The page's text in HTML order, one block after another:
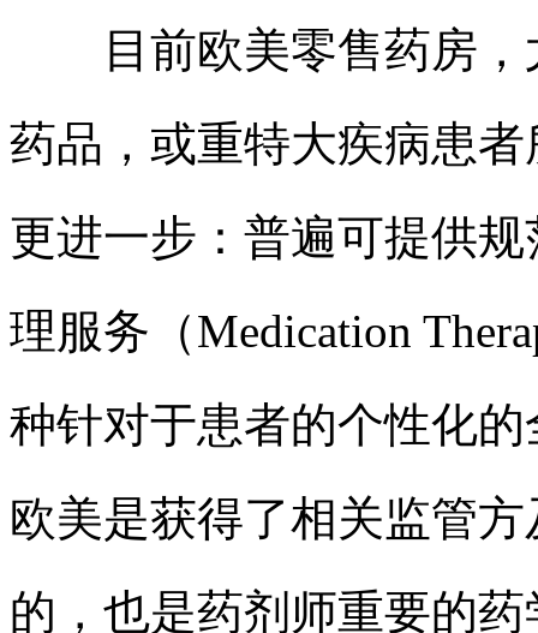
目前欧美零售药房，
药品，或重特大疾病患
更进一步：普遍可提供
理服务（Medication
种针对于患者的个性化
欧美是获得了相关监管
的，也是药剂师重要的